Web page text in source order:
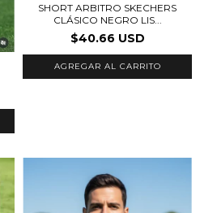
SHORT ARBITRO SKECHERS
CLÁSICO NEGRO LIS...
$40.66 USD
AGREGAR AL CARRITO